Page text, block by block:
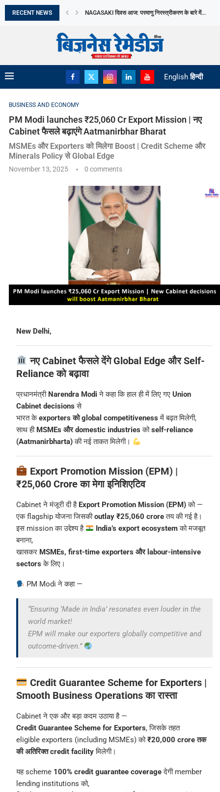
RECENT NEWS NAGASAKI दिवस आज: परमाणु निरस्त्रीकरण के बारे में...
English हिन्दी
BUSINESS AND ECONOMY
PM Modi launches ₹25,060 Cr Export Mission | नए
Cabinet फैसले बढ़ाएंगे Aatmanirbhar Bharat
MSMEs और Exporters को मिलेगा Boost | Credit Scheme और
Minerals Policy से Global Edge
November 13, 2025 0 comments
New Delhi,
नए Cabinet फैसले देंगे Global Edge और Self-
Reliance को बढ़ावा
प्रधानमंत्री Narendra Modi ने कहा कि हाल ही में लिए गए Union
Cabinet decisions से
भारत केexporters को global competitiveness में बढ़त मिलेगी,
साथ ही MSMEs और domestic industries कोself-reliance
(Aatmanirbharta)की नई ताकत मिलेगी।
Export Promotion Mission (EPM) |
₹25,060 Crore का मेगा इनिशिएटिव
Cabinet ने मंजूरी दी है Export Promotion Mission (EPM)को —
एक flagship योजना जिसकीoutlay ₹25,060 croreतय की गई है।
इस mission का उद्देश्य है
India’s export ecosystemको मजबूत
बनाना,
खासकर MSMEs, first-time exporters और labour-intensive
sectors के लिए।
PM Modi ने कहा —
“Ensuring ‘Made in India’ resonates even louder in the
world market!
EPM will make our exporters globally competitive and
outcome-driven.”
Credit Guarantee Scheme for Exporters |
Smooth Business Operations का रास्ता
Cabinet ने एक और बड़ा कदम उठाया है —
Credit Guarantee Scheme for Exporters, जिसके तहत
eligible exporters (including MSMEs) को₹20,000 crore तक
की अतिरिक्त credit facilityमिलेगी।
यह scheme 100% credit guarantee coverageदेगी member
lending institutions को,